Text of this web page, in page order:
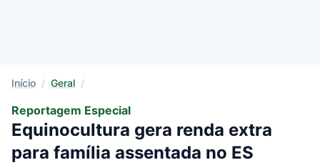
Início / Geral /
Reportagem Especial
Equinocultura gera renda extra
para família assentada no ES